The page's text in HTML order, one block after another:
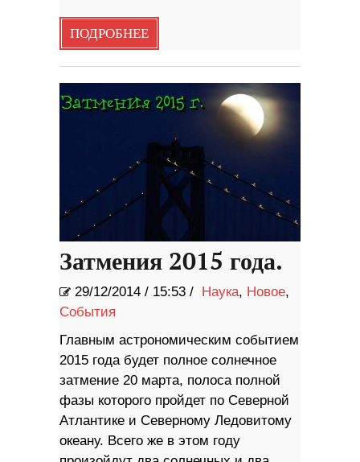
ПОДРОБНЕЕ
Затмения 2015 года.
29/12/2014 / 15:53 / Наука, Новое,
События
Главным астрономическим событием
2015 года будет полное солнечное
затмение 20 марта, полоса полной
фазы которого пройдет по Северной
Атлантике и Северному Ледовитому
океану. Всего же в этом году